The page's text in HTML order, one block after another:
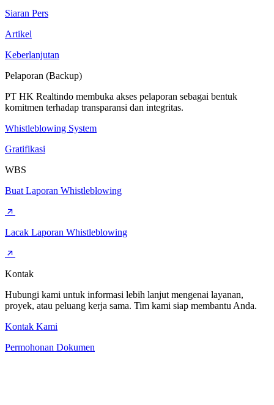
Siaran Pers
Artikel
Keberlanjutan
Pelaporan (Backup)
PT HK Realtindo membuka akses pelaporan sebagai bentuk
komitmen terhadap transparansi dan integritas.
Whistleblowing System
Gratifikasi
WBS
Buat Laporan Whistleblowing
Lacak Laporan Whistleblowing
Kontak
Hubungi kami untuk informasi lebih lanjut mengenai layanan,
proyek, atau peluang kerja sama. Tim kami siap membantu Anda.
Kontak Kami
Permohonan Dokumen